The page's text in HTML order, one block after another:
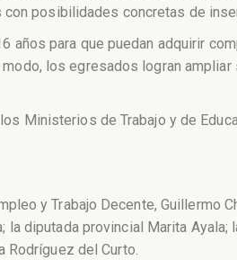
posibilidades concretas de
años para que puedan adquirir
los egresados logran
Ministerios de Trabajo y de
y Trabajo Decente, Guillermo
diputada provincial Marita
Rodríguez del Curto.